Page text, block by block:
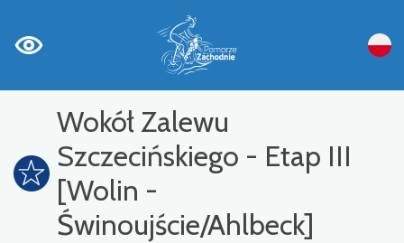
Wokół Zalewu
Szczecińskiego - Etap III
[Wolin -
Świnoujście/Ahlbeck]